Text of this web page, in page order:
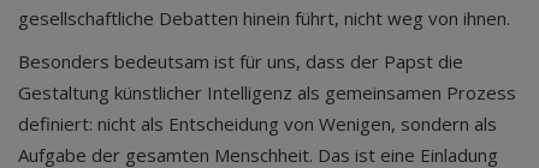
gesellschaftliche Debatten hinein führt, nicht weg von ihnen.
Besonders bedeutsam ist für uns, dass der Papst die
Gestaltung künstlicher Intelligenz als gemeinsamen Prozess
definiert: nicht als Entscheidung von Wenigen, sondern als
Aufgabe der gesamten Menschheit. Das ist eine Einladung